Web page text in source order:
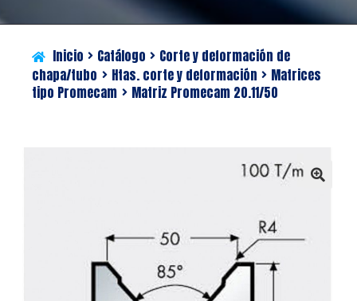
SERVICIOS
BLOG
CONTACTO
Inicio Catálogo
Corte y deformación de
chapa/tubo
Htas. corte y deformación
Matrices
tipo Promecam
Matriz Promecam 20.11/50